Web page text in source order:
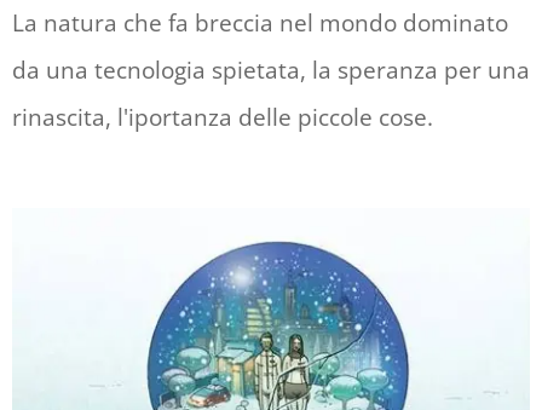
La natura che fa breccia nel mondo dominato
da una tecnologia spietata, la speranza per una
rinascita, l'iportanza delle piccole cose.